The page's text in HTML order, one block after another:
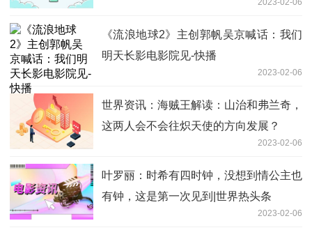
2023-02-06
《流浪地球2》主创郭帆吴京喊话：我们
明天长影电影院见-快播
2023-02-06
世界资讯：海贼王解读：山治和弗兰奇，
这两人会不会往炽天使的方向发展？
2023-02-06
叶罗丽：时希有四时钟，没想到情公主也
有钟，这是第一次见到|世界热头条
2023-02-06